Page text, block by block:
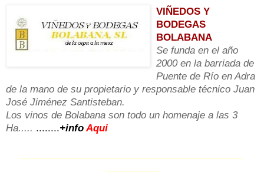
VIÑEDOS Y
BODEGAS
BOLABANA
Se funda en el año
2000 en la barriada de
Puente de Río en Adra
de la mano de su propietario y responsable técnico Juan
José Jiménez Santisteban.
Los vinos de Bolabana son todo un homenaje a las 3
Ha..... ........+infoAqui